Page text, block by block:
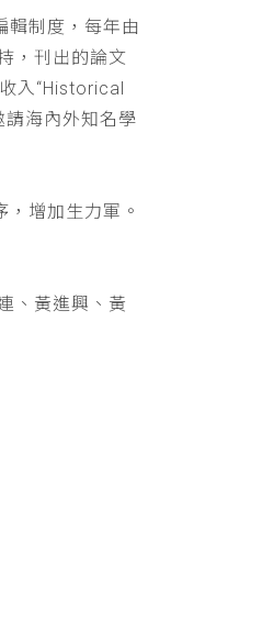
輯制度，每年由
，刊出的論文
入“Historical
請海內外知名學
增加生力軍。
、黃進興、黃